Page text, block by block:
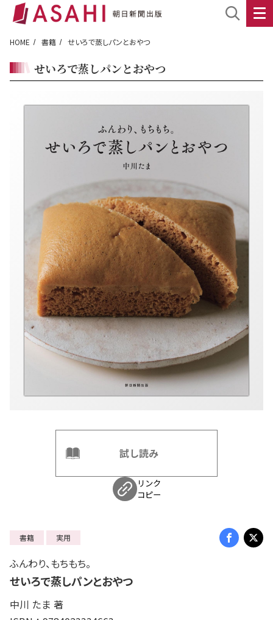
HOME 書籍 せいろで蒸しパンとおやつ
せいろで蒸しパンとおやつ
試し読み
リンク
コピー
書籍 実用
ふんわり、もちもち。
せいろで蒸しパンとおやつ
中川 たま 著